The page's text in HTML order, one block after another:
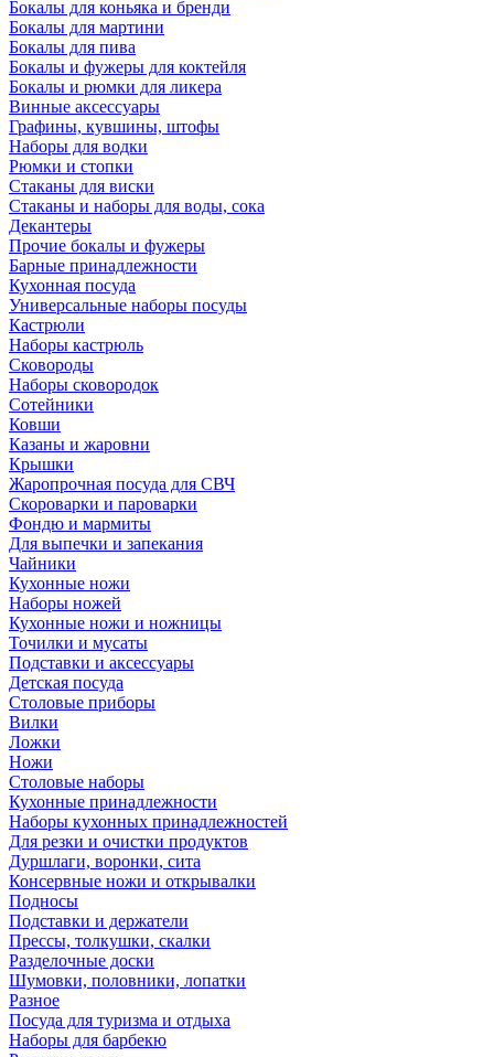
Бокалы для коньяка и бренди
Бокалы для мартини
Бокалы для пива
Бокалы и фужеры для коктейля
Бокалы и рюмки для ликера
Винные аксессуары
Графины, кувшины, штофы
Наборы для водки
Рюмки и стопки
Стаканы для виски
Стаканы и наборы для воды, сока
Декантеры
Прочие бокалы и фужеры
Барные принадлежности
Кухонная посуда
Универсальные наборы посуды
Кастрюли
Наборы кастрюль
Сковороды
Наборы сковородок
Сотейники
Ковши
Казаны и жаровни
Крышки
Жаропрочная посуда для СВЧ
Скороварки и пароварки
Фондю и мармиты
Для выпечки и запекания
Чайники
Кухонные ножи
Наборы ножей
Кухонные ножи и ножницы
Точилки и мусаты
Подставки и аксессуары
Детская посуда
Столовые приборы
Вилки
Ложки
Ножи
Столовые наборы
Кухонные принадлежности
Наборы кухонных принадлежностей
Для резки и очистки продуктов
Дуршлаги, воронки, сита
Консервные ножи и открывалки
Подносы
Подставки и держатели
Прессы, толкушки, скалки
Разделочные доски
Шумовки, половники, лопатки
Разное
Посуда для туризма и отдыха
Наборы для барбекю